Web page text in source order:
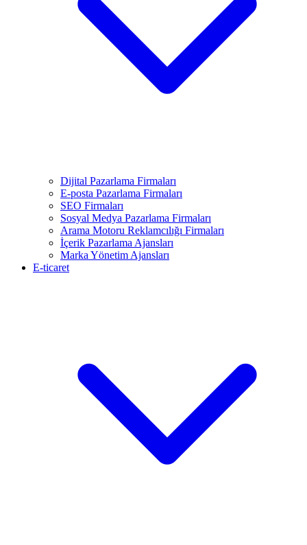
Dijital Pazarlama Firmaları
E-posta Pazarlama Firmaları
SEO Firmaları
Sosyal Medya Pazarlama Firmaları
Arama Motoru Reklamcılığı Firmaları
İçerik Pazarlama Ajansları
Marka Yönetim Ajansları
E-ticaret